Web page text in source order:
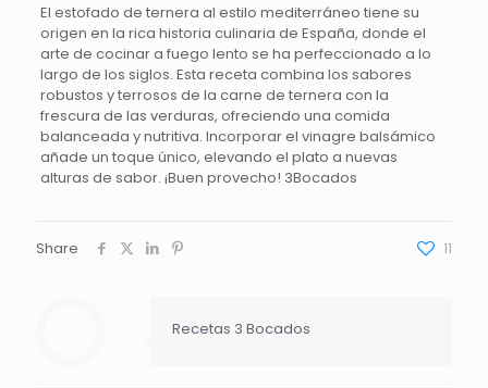
El estofado de ternera al estilo mediterráneo tiene su
origen en la rica historia culinaria de España, donde el
arte de cocinar a fuego lento se ha perfeccionado a lo
largo de los siglos. Esta receta combina los sabores
robustos y terrosos de la carne de ternera con la
frescura de las verduras, ofreciendo una comida
balanceada y nutritiva. Incorporar el vinagre balsámico
añade un toque único, elevando el plato a nuevas
alturas de sabor. ¡Buen provecho! 3Bocados
Share 11
Recetas 3 Bocados